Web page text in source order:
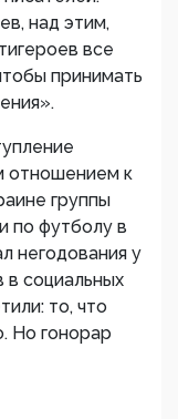
над этим,
все
принимать
отношением к
группы
по футболу в
негодования у
социальных
то, что
Но гонорар